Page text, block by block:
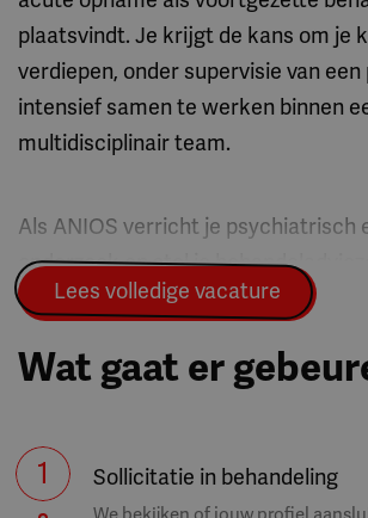
plaatsvindt. Je krijgt de kans om je
verdiepen, onder supervisie van
intensief samen te werken binnen
multidisciplinair team.
Als ANIOS verricht je psychiatrisch
onderzoek en stel je
eerste aanspreekpunt voor
ondersteunende gesprekken.
verzorg je rapportages en evaluaties
mee in de consultatieve dienst
Lees volledige vacature
Wat gaat er
1 Sollicitatie in behandeling